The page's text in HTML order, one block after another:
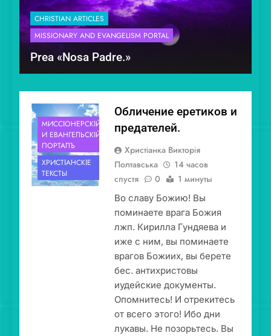
CHRISTIAN ARTICLES
MISSIONARY AND EVANGELISM PORTAL
Prea «Nosa Padre.»
МИССІОНЕ́РСКІЙ
И ЕВАНГЕ́ЛЬСКІЙ
ПОРТА́ЛЪ
ХРИСТІА́НСКІЕ
ТЕ́КСТЫ
Обличение еретиков и
предателей.
Христіанка Викторія
Полтавська
14 часов
спустя
0 1 минуты
Во славу Божию! Вы
поминаете врага Божия
лжп. Кирилла Гундяева и
иже с ним, вы поминаете
врагов Божиих, вы берете
бес. антихристовы
иудейские документы.
Опомнитесь! И отрекитесь
от всего этого! Ибо дни
лукавы. Не позорьтесь. Вы